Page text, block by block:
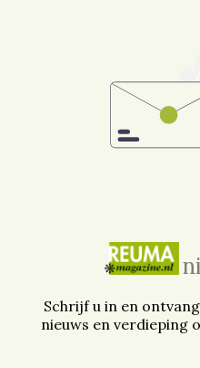
Schrijf u in en
nieuws en verdieping